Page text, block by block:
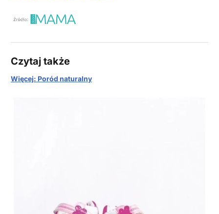
Czytaj także
Więcej: Poród naturalny